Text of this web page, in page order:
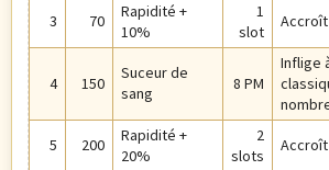
3 70
Rapidité +
10%
1
slot
4 150
Suceur de
sang
8 PM
Inflige
5 200
Rapidité +
20%
2
slots